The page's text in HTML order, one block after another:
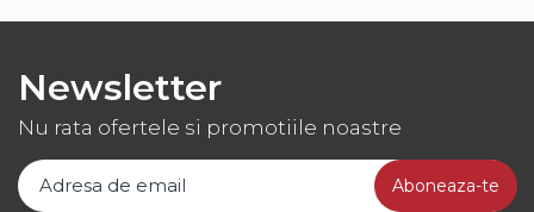
Newsletter
Nu rata ofertele si promotiile noastre